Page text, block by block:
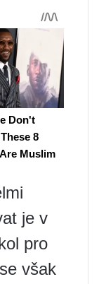
je v
pro
však